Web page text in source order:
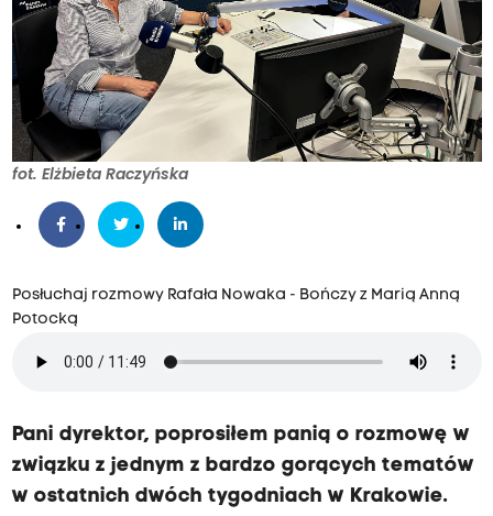
fot. Elżbieta Raczyńska
Posłuchaj rozmowy Rafała Nowaka - Bończy z Marią Anną
Potocką
Pani dyrektor, poprosiłem panią o rozmowę w
związku z jednym z bardzo gorących tematów
w ostatnich dwóch tygodniach w Krakowie.